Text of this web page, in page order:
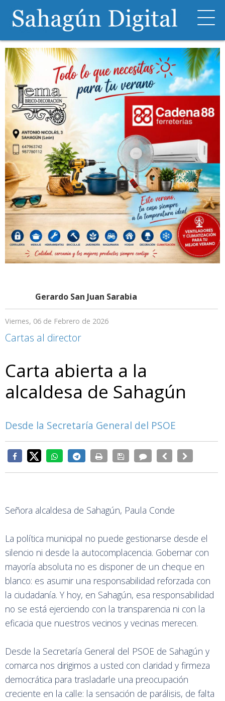
Gerardo San Juan Sarabia
Viernes, 06 de Febrero de 2026
Cartas al director
Carta abierta a la
alcaldesa de Sahagún
Desde la Secretaría General del PSOE
Señora alcaldesa de Sahagún, Paula Conde
La política municipal no puede gestionarse desde el
silencio ni desde la autocomplacencia. Gobernar con
mayoría absoluta no es disponer de un cheque en
blanco: es asumir una responsabilidad reforzada con
la ciudadanía. Y hoy, en Sahagún, esa responsabilidad
no se está ejerciendo con la transparencia ni con la
eficacia que nuestros vecinos y vecinas merecen.
Desde la Secretaría General del PSOE de Sahagún y
comarca nos dirigimos a usted con claridad y firmeza
democrática para trasladarle una preocupación
creciente en la calle: la sensación de parálisis, de falta